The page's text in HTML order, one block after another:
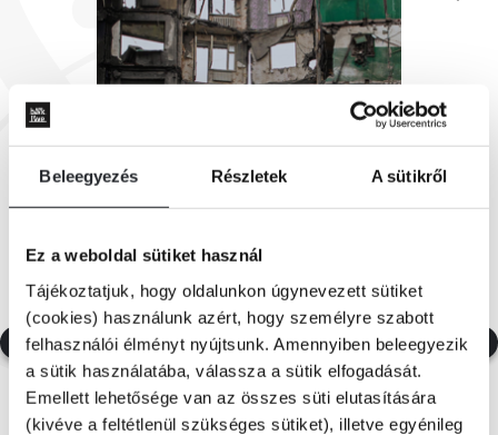
Beleegyezés Részletek A sütikről
Ez a weboldal sütiket használ
Tájékoztatjuk, hogy oldalunkon úgynevezett sütiket
(cookies) használunk azért, hogy személyre szabott
felhasználói élményt nyújtsunk. Amennyiben beleegyezik
a sütik használatába, válassza a sütik elfogadását.
Emellett lehetősége van az összes süti elutasítására
(kivéve a feltétlenül szükséges sütiket), illetve egyénileg